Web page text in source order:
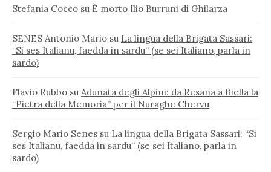
Stefania Cocco su È morto Ilio Burruni di Ghilarza
SENES Antonio Mario su La lingua della Brigata Sassari:
“Si ses Italianu, faedda in sardu” (se sei Italiano, parla in
sardo)
Flavio Rubbo su Adunata degli Alpini: da Resana a Biella la
“Pietra della Memoria” per il Nuraghe Chervu
Sergio Mario Senes su La lingua della Brigata Sassari: “Si
ses Italianu, faedda in sardu” (se sei Italiano, parla in
sardo)